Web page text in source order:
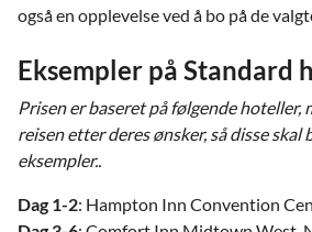
også en opplevelse ved å bo på de
Eksempler på Standard
Prisen er baseret på følgende hoteller,
reisen etter deres ønsker, så disse skal
eksempler..
Dag 1-2: Hampton Inn Convention